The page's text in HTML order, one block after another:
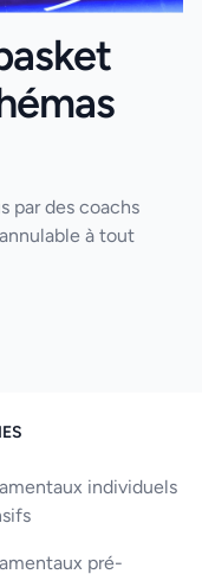
par des coachs
à tout
individuels
pré-